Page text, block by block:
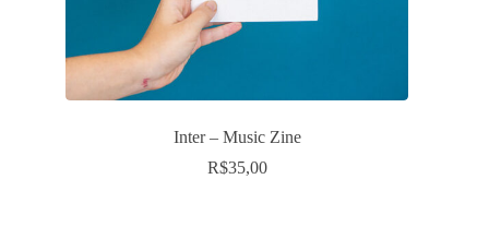
Inter – Music Zine
R$35,00